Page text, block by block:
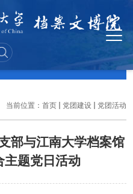
当前位置： 首页 党团建设 党团活动
部与江南大学档案馆
主题党日活动